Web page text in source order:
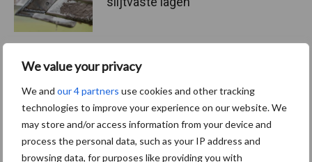
We value your privacy
We and our 4 partners use cookies and other tracking
technologies to improve your experience on our website. We
may store and/or access information from your device and
process the personal data, such as your IP address and
browsing data, for purposes like providing you with
Meer lezen over:
Maak uw keuze